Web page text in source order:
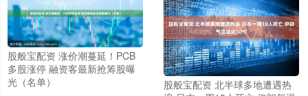
股般宝配资 涨价潮蔓延！PCB
多股涨停 融资客最新抢筹股曝
光（名单）
股般宝配资 北半球多地遭遇热